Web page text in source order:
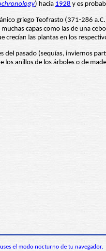
) hacia 1928 y es
griego Teofrasto (371-286
capas como las de una
crecían las plantas en los
pasado (sequías, inviernos
los anillos de los árboles o de
el modo nocturno de tu navegador.